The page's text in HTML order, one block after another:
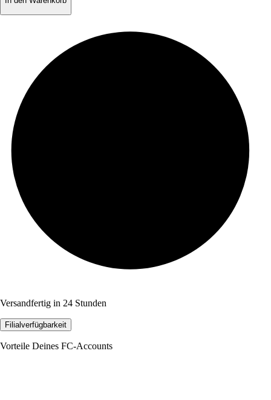
Versandfertig in 24 Stunden
Filialverfügbarkeit
Vorteile Deines FC-Accounts